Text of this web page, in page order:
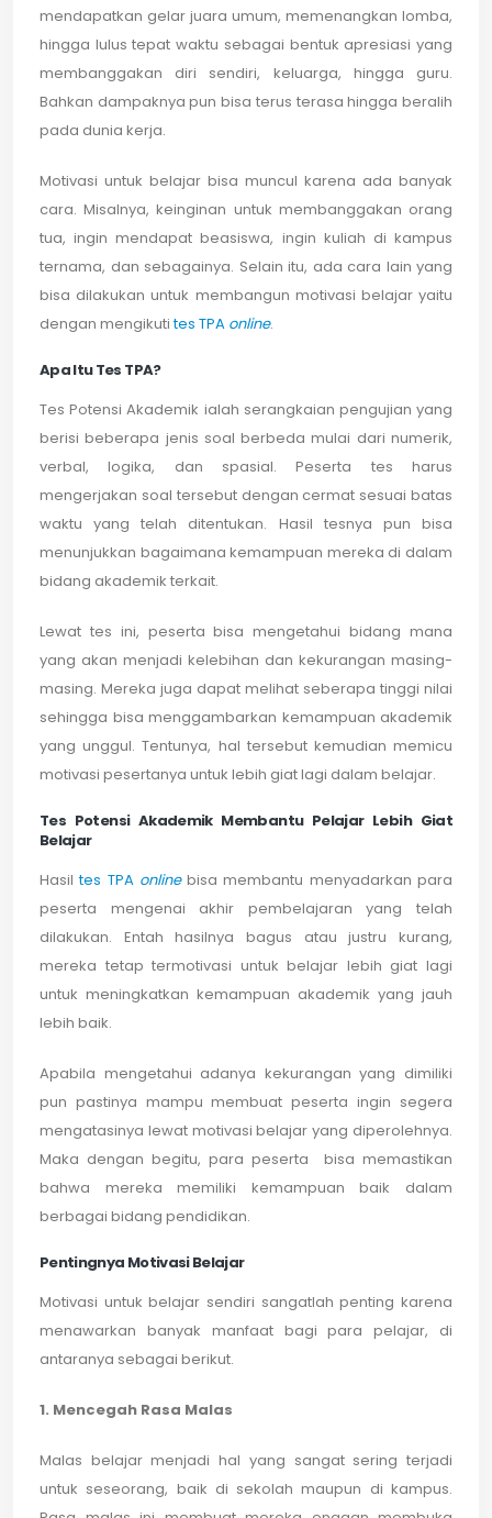
mendapatkan gelar juara umum, memenangkan lomba,
hingga lulus tepat waktu sebagai bentuk apresiasi yang
membanggakan diri sendiri, keluarga, hingga guru.
Bahkan dampaknya pun bisa terus terasa hingga beralih
pada dunia kerja.
Motivasi untuk belajar bisa muncul karena ada banyak
cara. Misalnya, keinginan untuk membanggakan orang
tua, ingin mendapat beasiswa, ingin kuliah di kampus
ternama, dan sebagainya. Selain itu, ada cara lain yang
bisa dilakukan untuk membangun motivasi belajar yaitu
dengan mengikutites TPA online.
Apa Itu Tes TPA?
Tes Potensi Akademik ialah serangkaian pengujian yang
berisi beberapa jenis soal berbeda mulai dari numerik,
verbal, logika, dan spasial. Peserta tes harus
mengerjakan soal tersebut dengan cermat sesuai batas
waktu yang telah ditentukan. Hasil tesnya pun bisa
menunjukkan bagaimana kemampuan mereka di dalam
bidang akademik terkait.
Lewat tes ini, peserta bisa mengetahui bidang mana
yang akan menjadi kelebihan dan kekurangan masing-
masing. Mereka juga dapat melihat seberapa tinggi nilai
sehingga bisa menggambarkan kemampuan akademik
yang unggul. Tentunya, hal tersebut kemudian memicu
motivasi pesertanya untuk lebih giat lagi dalam belajar.
Tes Potensi Akademik Membantu Pelajar Lebih Giat
Belajar
Hasiltes TPA onlinebisa membantu menyadarkan para
peserta mengenai akhir pembelajaran yang telah
dilakukan. Entah hasilnya bagus atau justru kurang,
mereka tetap termotivasi untuk belajar lebih giat lagi
untuk meningkatkan kemampuan akademik yang jauh
lebih baik.
Apabila mengetahui adanya kekurangan yang dimiliki
pun pastinya mampu membuat peserta ingin segera
mengatasinya lewat motivasi belajar yang diperolehnya.
Maka dengan begitu, para peserta bisa memastikan
bahwa mereka memiliki kemampuan baik dalam
berbagai bidang pendidikan.
Pentingnya Motivasi Belajar
Motivasi untuk belajar sendiri sangatlah penting karena
menawarkan banyak manfaat bagi para pelajar, di
antaranya sebagai berikut.
1. Mencegah Rasa Malas
Malas belajar menjadi hal yang sangat sering terjadi
untuk seseorang, baik di sekolah maupun di kampus.